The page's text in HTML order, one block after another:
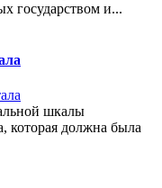
государством и...
шкалы
которая должна была